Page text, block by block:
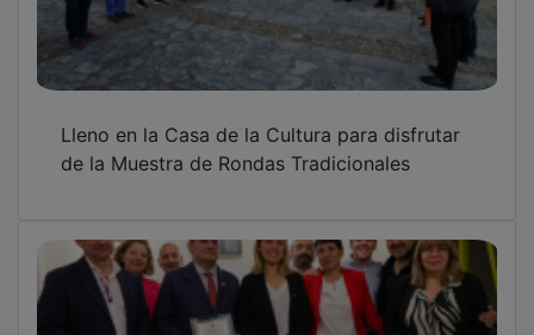
de Javier Sanz Serrulla como Hijo Predilecto